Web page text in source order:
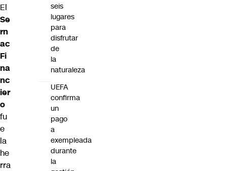
El
Se
rn
ac
Fi
na
nc
ier
o
fu
e
la
he
rra
seis
lugares
para
disfrutar
de
la
naturaleza
UEFA
confirma
un
pago
a
exempleada
durante
la